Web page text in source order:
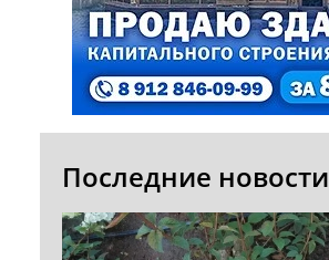
Последние новости